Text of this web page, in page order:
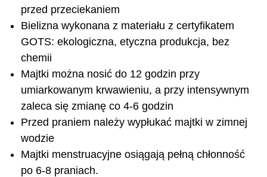
przed przeciekaniem
Bielizna wykonana z materiału z certyfikatem
GOTS: ekologiczna, etyczna produkcja, bez
chemii
Majtki można nosić do 12 godzin przy
umiarkowanym krwawieniu, a przy intensywnym
zaleca się zmianę co 4-6 godzin
Przed praniem należy wypłukać majtki w zimnej
wodzie
Majtki menstruacyjne osiągają pełną chłonność
po 6-8 praniach.